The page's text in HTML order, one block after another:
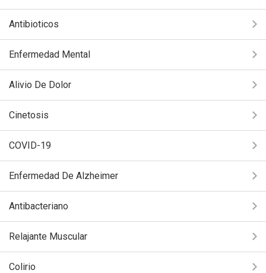
Antibioticos
Enfermedad Mental
Alivio De Dolor
Cinetosis
COVID-19
Enfermedad De Alzheimer
Antibacteriano
Relajante Muscular
Colirio